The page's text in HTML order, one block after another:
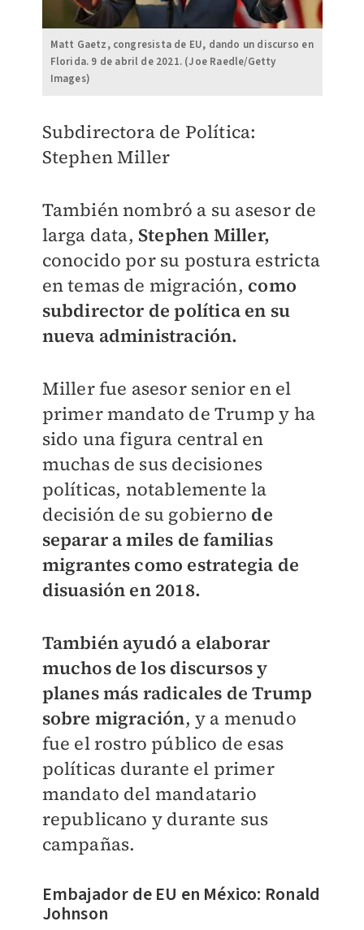
Matt Gaetz, congresista de EU, dando un discurso en
Florida. 9 de abril de 2021. (Joe Raedle/Getty
Images)
Subdirectora de Política:
Stephen Miller
También nombró a su asesor de
larga data, Stephen Miller,
conocido por su postura estricta
en temas de migración, como
subdirector de política en su
nueva administración.
Miller fue asesor senior en el
primer mandato de Trump y ha
sido una figura central en
muchas de sus decisiones
políticas, notablemente la
decisión de su gobierno de
separar a miles de familias
migrantes como estrategia de
disuasión en 2018.
También ayudó a elaborar
muchos de los discursos y
planes más radicales de Trump
sobre migración, y a menudo
fue el rostro público de esas
políticas durante el primer
mandato del mandatario
republicano y durante sus
campañas.
Embajador de EU en México: Ronald
Johnson